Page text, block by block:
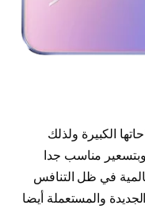
الكبيرة ولذلك
مناسب جدا
في ظل التنافس
والمستعملة أيضا